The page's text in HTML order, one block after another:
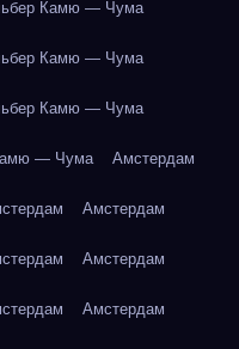
Камю — Чума
Камю — Чума
Камю — Чума
— Чума Амстердам
Амстердам
Амстердам
Амстердам